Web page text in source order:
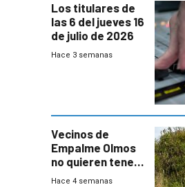
Los titulares de
las 6 del jueves 16
de julio de 2026
Hace 3 semanas
Vecinos de
Empalme Olmos
no quieren tener
cerca una planta
Hace 4 semanas